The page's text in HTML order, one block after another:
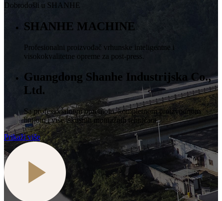
Dobrodošli u SHANHE
SHANHE MACHINE
Profesionalni proizvođač vrhunske inteligentne i
visokokvalitetne opreme za post-press.
Guangdong Shanhe Industrijska Co.,
Ltd.
Sa profesionalnom opremom, kompletnom proizvodnom
linijom i više iskusnih montažnih tehničara.
Prikaži više